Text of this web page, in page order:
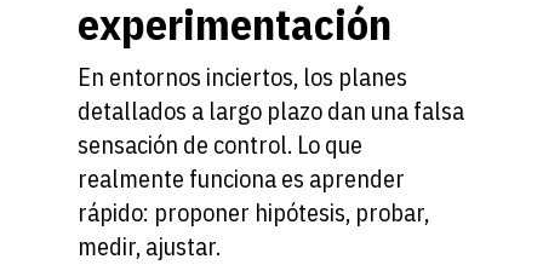
experimentación
En entornos inciertos, los planes
detallados a largo plazo dan una falsa
sensación de control. Lo que
realmente funciona es aprender
rápido: proponer hipótesis, probar,
medir, ajustar.